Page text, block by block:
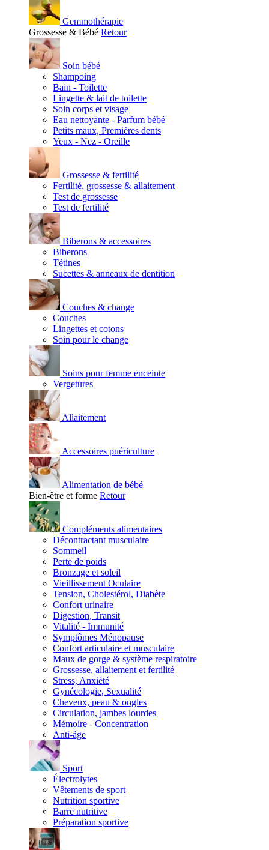
Gemmothérapie
Grossesse & Bébé Retour
Soin bébé
Shampoing
Bain - Toilette
Lingette & lait de toilette
Soin corps et visage
Eau nettoyante - Parfum bébé
Petits maux, Premières dents
Yeux - Nez - Oreille
Grossesse & fertilité
Fertilité, grossesse & allaitement
Test de grossesse
Test de fertilité
Biberons & accessoires
Biberons
Tétines
Sucettes & anneaux de dentition
Couches & change
Couches
Lingettes et cotons
Soin pour le change
Soins pour femme enceinte
Vergetures
Allaitement
Accessoires puériculture
Alimentation de bébé
Bien-être et forme Retour
Compléments alimentaires
Décontractant musculaire
Sommeil
Perte de poids
Bronzage et soleil
Vieillissement Oculaire
Tension, Cholestérol, Diabète
Confort urinaire
Digestion, Transit
Vitalité - Immunité
Symptômes Ménopause
Confort articulaire et musculaire
Maux de gorge & système respiratoire
Grossesse, allaitement et fertilité
Stress, Anxiété
Gynécologie, Sexualité
Cheveux, peau & ongles
Circulation, jambes lourdes
Mémoire - Concentration
Anti-âge
Sport
Électrolytes
Vêtements de sport
Nutrition sportive
Barre nutritive
Préparation sportive